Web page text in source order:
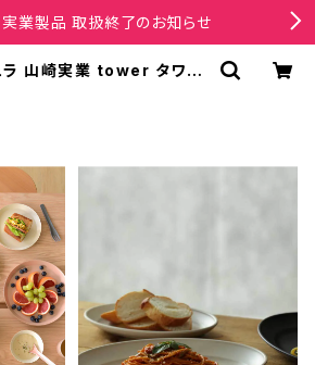
業製品 取扱終了のお知らせ
ラ 山崎実業 tower タワー